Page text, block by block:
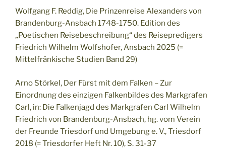
Wolfgang F. Reddig, Die Prinzenreise Alexanders von
Brandenburg-Ansbach 1748-1750. Edition des
„Poetischen Reisebeschreibung“ des Reisepredigers
Friedrich Wilhelm Wolfshofer, Ansbach 2025 (=
Mittelfränkische Studien Band 29)
Arno Störkel, Der Fürst mit dem Falken – Zur
Einordnung des einzigen Falkenbildes des Markgrafen
Carl, in: Die Falkenjagd des Markgrafen Carl Wilhelm
Friedrich von Brandenburg-Ansbach, hg. vom Verein
der Freunde Triesdorf und Umgebung e. V., Triesdorf
2018 (= Triesdorfer Heft Nr. 10), S. 31-37